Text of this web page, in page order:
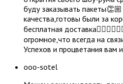
буду заказывать
качества,готовы были за
бесплатная
огромное,что всегда на
Успехов и процветания вам
ooo-sotel